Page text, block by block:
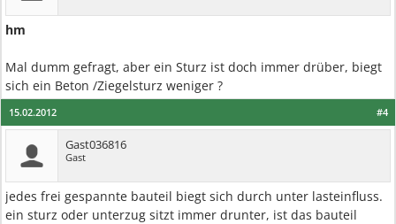
hm
Mal dumm gefragt, aber ein Sturz ist doch immer drüber, biegt
sich ein Beton /Ziegelsturz weniger ?
#4
15.02.2012
Gast036816
Gast
jedes frei gespannte bauteil biegt sich durch unter lasteinfluss.
ein sturz oder unterzug sitzt immer drunter, ist das bauteil